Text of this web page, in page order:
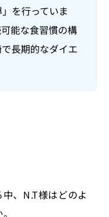
を行っていま
能な食習慣の構
長期的なダイエ
、N.T様はどのよ